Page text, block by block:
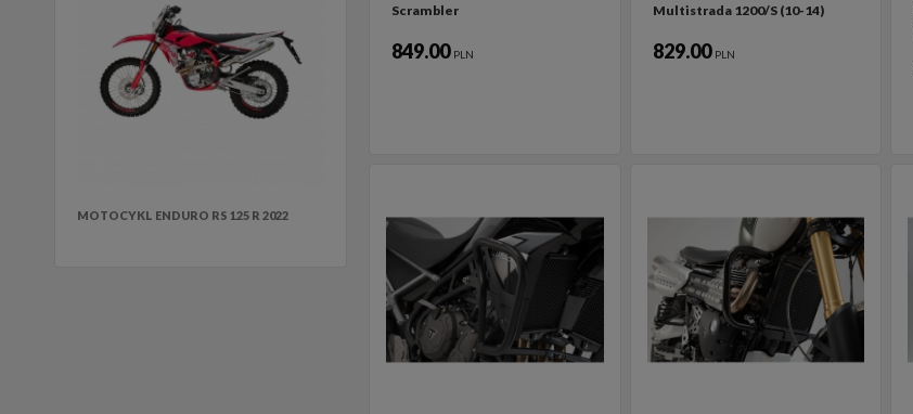
MOTOCYKL ENDURO RS 125 R 2022
Scrambler
849.00 PLN
Multistrada 1200/S (10-14)
829.00 PLN